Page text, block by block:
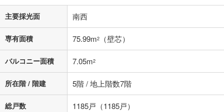
主要採光面 南西
専有面積 75.99m2 （壁芯）
バルコニー面積 7.05m2
所在階 / 階建 5階 / 地上階数7階
総戸数 1185戸（1185戸）